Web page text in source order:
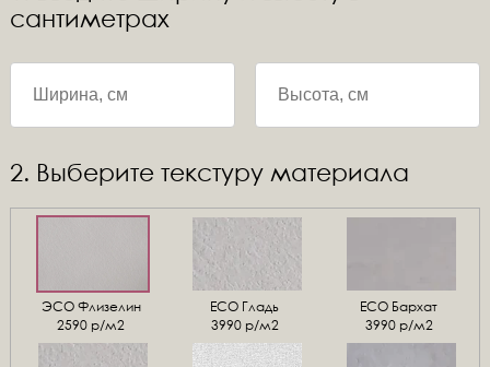
сантиметрах
2. Выберите текстуру материала
ЭСО Флизелин
2590 р/м2
ЕСО Гладь
3990 р/м2
ECO Бархат
3990 р/м2